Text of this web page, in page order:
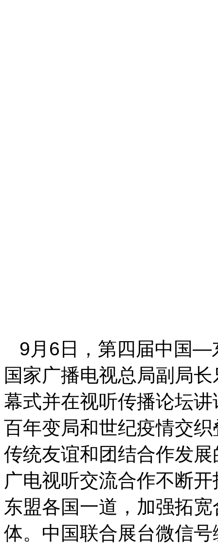
9月6日，第四届中国—
国家广播电视总局副局
幕式并在视听传播论坛
百年变局和世纪疫情交
传统友谊和团结合作发
广电视听交流合作不断
东盟各国一道，加强拓
体。中国联合展台微信